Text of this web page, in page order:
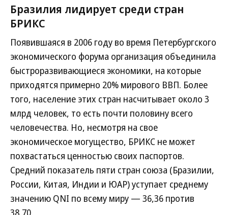
Бразилия лидирует среди стран
БРИКС
Появившаяся в 2006 году во время Петербургского
экономического форума организация объединила
быстроразвивающиеся экономики, на которые
приходятся примерно 20% мирового ВВП. Более
того, население этих стран насчитывает около 3
млрд человек, то есть почти половину всего
человечества. Но, несмотря на свое
экономическое могущество, БРИКС не может
похвастаться ценностью своих паспортов.
Средний показатель пяти стран союза (Бразилии,
России, Китая, Индии и ЮАР) уступает среднему
значению QNI по всему миру — 36,36 против
38,70.